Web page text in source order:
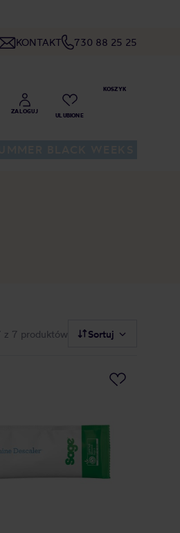
KONTAKT 730 88 25 25
z 7 produktów Sortuj